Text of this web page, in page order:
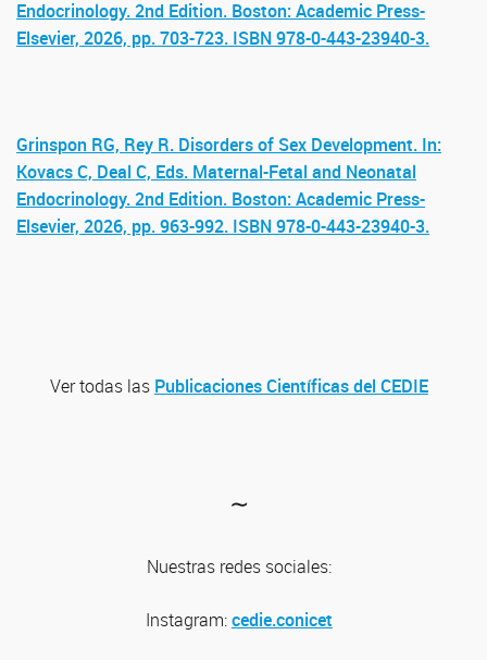
Endocrinology. 2nd Edition. Boston: Academic Press-
Elsevier, 2026, pp. 703-723. ISBN 978-0-443-23940-3.
Grinspon RG, Rey R. Disorders of Sex Development. In:
Kovacs C, Deal C, Eds. Maternal-Fetal and Neonatal
Endocrinology. 2nd Edition. Boston: Academic Press-
Elsevier, 2026, pp. 963-992. ISBN 978-0-443-23940-3.
Ver todas las Publicaciones Científicas del CEDIE
∼
Nuestras redes sociales:
Instagram:cedie.conicet